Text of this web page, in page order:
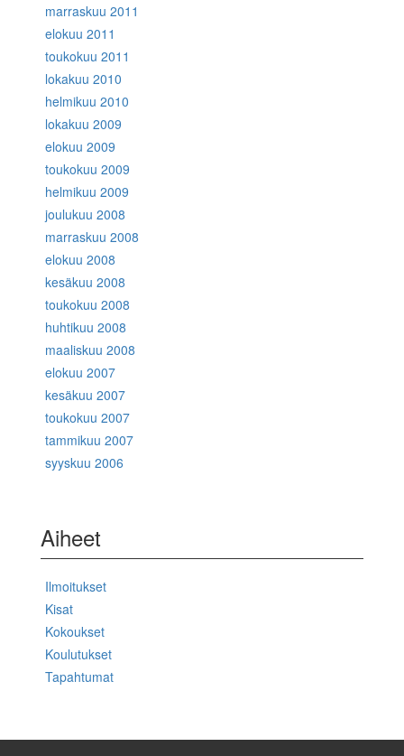
marraskuu 2011
elokuu 2011
toukokuu 2011
lokakuu 2010
helmikuu 2010
lokakuu 2009
elokuu 2009
toukokuu 2009
helmikuu 2009
joulukuu 2008
marraskuu 2008
elokuu 2008
kesäkuu 2008
toukokuu 2008
huhtikuu 2008
maaliskuu 2008
elokuu 2007
kesäkuu 2007
toukokuu 2007
tammikuu 2007
syyskuu 2006
Aiheet
Ilmoitukset
Kisat
Kokoukset
Koulutukset
Tapahtumat